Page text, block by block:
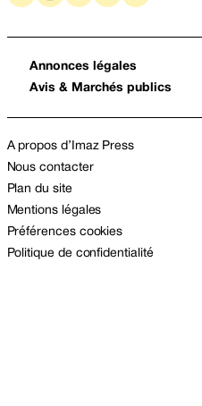
Annonces légales
Avis & Marchés publics
A propos d’Imaz Press
Nous contacter
Plan du site
Mentions légales
Préférences cookies
Politique de confidentialité